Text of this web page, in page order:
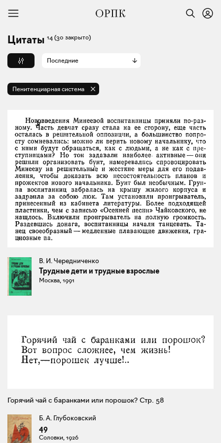
Цитаты 14 (30 закрыто)
Последние
Пенитенциарная система
В. И. Чередниченко
Трудные дети и трудные взрослые
Москва, 1991
Горячий чай с баранками или порошок? Стр. 58
Б. А. Глубоковский
49
Соловки, 1926